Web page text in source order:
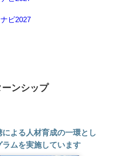
ンシップ
よる人材育成の一環とし
ムを実施しています